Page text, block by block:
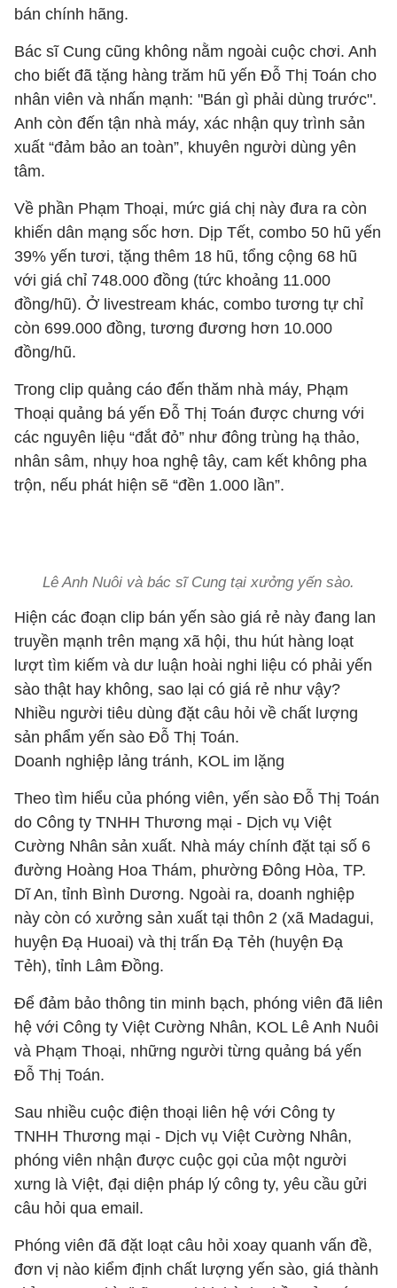
bán chính hãng.
Bác sĩ Cung cũng không nằm ngoài cuộc chơi. Anh
cho biết đã tặng hàng trăm hũ yến Đỗ Thị Toán cho
nhân viên và nhấn mạnh: "Bán gì phải dùng trước".
Anh còn đến tận nhà máy, xác nhận quy trình sản
xuất “đảm bảo an toàn”, khuyên người dùng yên
tâm.
Về phần Phạm Thoại, mức giá chị này đưa ra còn
khiến dân mạng sốc hơn. Dịp Tết, combo 50 hũ yến
39% yến tươi, tặng thêm 18 hũ, tổng cộng 68 hũ
với giá chỉ 748.000 đồng (tức khoảng 11.000
đồng/hũ). Ở livestream khác, combo tương tự chỉ
còn 699.000 đồng, tương đương hơn 10.000
đồng/hũ.
Trong clip quảng cáo đến thăm nhà máy, Phạm
Thoại quảng bá yến Đỗ Thị Toán được chưng với
các nguyên liệu “đắt đỏ” như đông trùng hạ thảo,
nhân sâm, nhụy hoa nghệ tây, cam kết không pha
trộn, nếu phát hiện sẽ “đền 1.000 lần”.
Lê Anh Nuôi và bác sĩ Cung tại xưởng yến sào.
Hiện các đoạn clip bán yến sào giá rẻ này đang lan
truyền mạnh trên mạng xã hội, thu hút hàng loạt
lượt tìm kiếm và dư luận hoài nghi liệu có phải yến
sào thật hay không, sao lại có giá rẻ như vậy?
Nhiều người tiêu dùng đặt câu hỏi về chất lượng
sản phẩm yến sào Đỗ Thị Toán.
Doanh nghiệp lảng tránh, KOL im lặng
Theo tìm hiểu của phóng viên, yến sào Đỗ Thị Toán
do Công ty TNHH Thương mại - Dịch vụ Việt
Cường Nhân sản xuất. Nhà máy chính đặt tại số 6
đường Hoàng Hoa Thám, phường Đông Hòa, TP.
Dĩ An, tỉnh Bình Dương. Ngoài ra, doanh nghiệp
này còn có xưởng sản xuất tại thôn 2 (xã Madagui,
huyện Đạ Huoai) và thị trấn Đạ Tẻh (huyện Đạ
Tẻh), tỉnh Lâm Đồng.
Để đảm bảo thông tin minh bạch, phóng viên đã liên
hệ với Công ty Việt Cường Nhân, KOL Lê Anh Nuôi
và Phạm Thoại, những người từng quảng bá yến
Đỗ Thị Toán.
Sau nhiều cuộc điện thoại liên hệ với Công ty
TNHH Thương mại - Dịch vụ Việt Cường Nhân,
phóng viên nhận được cuộc gọi của một người
xưng là Việt, đại diện pháp lý công ty, yêu cầu gửi
câu hỏi qua email.
Phóng viên đã đặt loạt câu hỏi xoay quanh vấn đề,
đơn vị nào kiểm định chất lượng yến sào, giá thành